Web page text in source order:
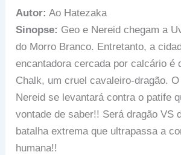
Autor: Ao Hatezaka
Sinopse: Geo e Nereid chegam a
do Morro Branco. Entretanto, a
encantadora cercada por calcário é
Chalk, um cruel cavaleiro-dragão.
Nereid se levantará contra o patife
vontade de saber!! Será dragão VS
batalha extrema que ultrapassa a
humana!!